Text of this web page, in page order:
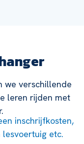
we verschillende
leren rijden met
inschrijfkosten,
etc.